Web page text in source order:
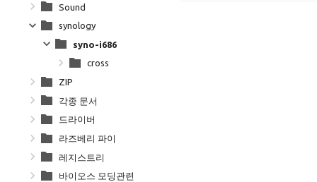
Sound
synology
syno-i686
cross
ZIP
각종 문서
드라이버
라즈베리 파이
레지스트리
바이오스 모딩관련